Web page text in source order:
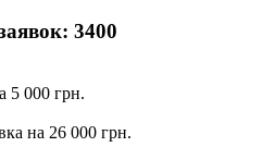
3400
5 000 грн.
на 26 000 грн.